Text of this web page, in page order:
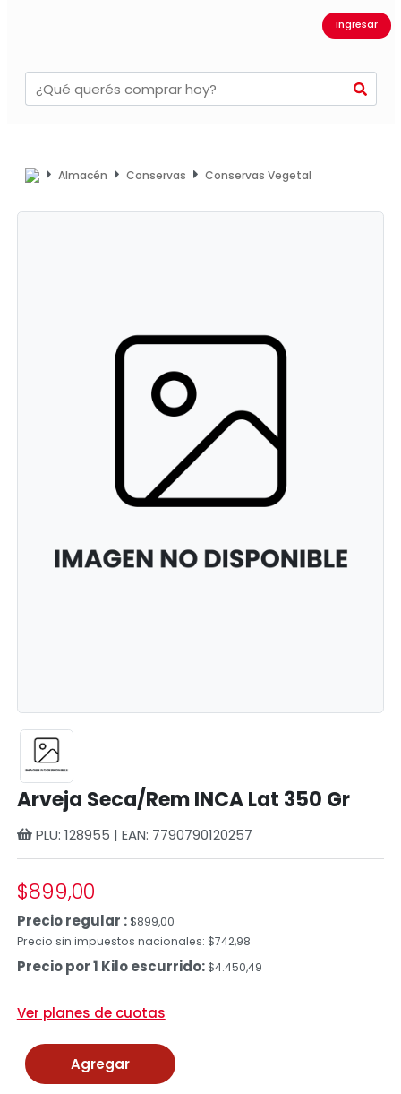
Ingresar
Almacén Conservas Conservas Vegetal
Arveja Seca/Rem INCA Lat 350 Gr
PLU: 128955 | EAN: 7790790120257
$899,00
Precio regular :$899,00
Precio sin impuestos nacionales: $742,98
Precio por 1 Kilo escurrido: $4.450,49
Ver planes de cuotas
Agregar